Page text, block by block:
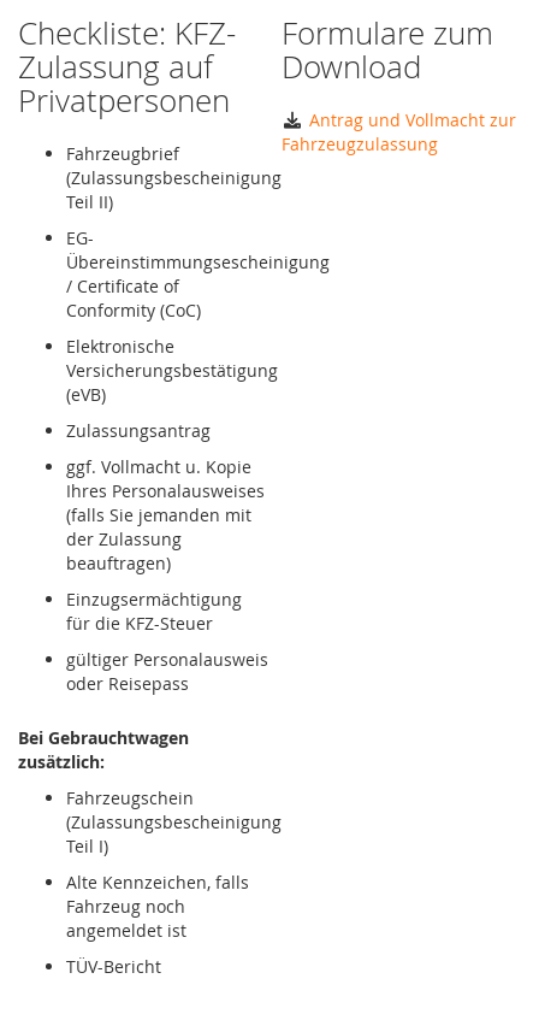
Checkliste: KFZ-
Zulassung auf
Privatpersonen
Fahrzeugbrief
(Zulassungsbescheinigung
Teil II)
EG-
Übereinstimmungsescheinigung
/ Certificate of
Conformity (CoC)
Elektronische
Versicherungsbestätigung
(eVB)
Zulassungsantrag
ggf. Vollmacht u. Kopie
Ihres Personalausweises
(falls Sie jemanden mit
der Zulassung
beauftragen)
Einzugsermächtigung
für die KFZ-Steuer
gültiger Personalausweis
oder Reisepass
Bei Gebrauchtwagen
zusätzlich:
Fahrzeugschein
(Zulassungsbescheinigung
Teil I)
Alte Kennzeichen, falls
Fahrzeug noch
angemeldet ist
TÜV-Bericht
Formulare zum
Download
Antrag und Vollmacht zur
Fahrzeugzulassung